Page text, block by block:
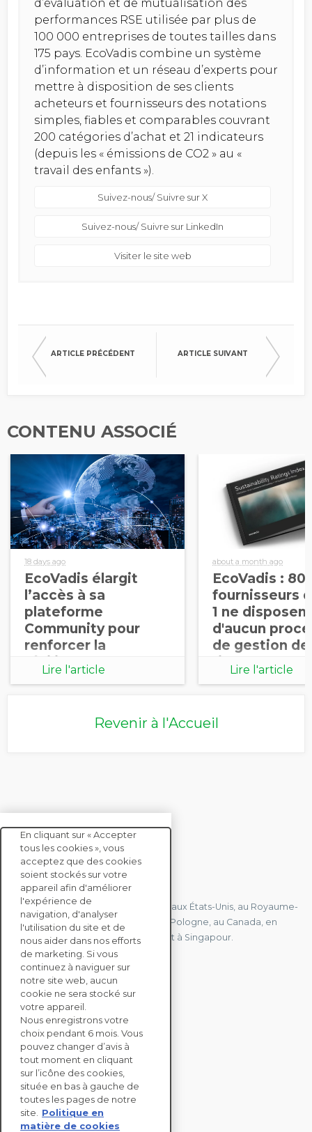
d’évaluation et de mutualisation des
performances RSE utilisée par plus de
100 000 entreprises de toutes tailles dans
175 pays. EcoVadis combine un système
d’information et un réseau d’experts pour
mettre à disposition de ses clients
acheteurs et fournisseurs des notations
simples, fiables et comparables couvrant
200 catégories d’achat et 21 indicateurs
(depuis les « émissions de CO2 » au «
travail des enfants »).
Suivez-nous/ Suivre sur X
Suivez-nous/ Suivre sur LinkedIn
Visiter le site web
ARTICLE PRÉCÉDENT ARTICLE SUIVANT
CONTENU ASSOCIÉ
18 days ago
EcoVadis élargit
l’accès à sa
plateforme
Community pour
renforcer la
résilience des
supply chains
Lire l'article
about a month ago
EcoVadis : 80
fournisseurs
1 ne disposent
d'aucun
de gestion
risques RSE
leurs propres
Lire l'article
Revenir à l'Accueil
CONTACTEZ-NOUS
Nous avons des bureaux en France, aux États-Unis, au Royaume-
Uni, à Hong Kong, à l'île Maurice, en Pologne, au Canada, en
Allemagne, au Japon, en Espagne et à Singapour.
CONTACTEZ-NOUS
SOLUTIONS
ENTERPRISE
ÉVALUATIONS RSE
RESSOURCES
À PROPOS
En cliquant sur « Accepter
tous les cookies », vous
acceptez que des cookies
soient stockés sur votre
appareil afin d'améliorer
l'expérience de
navigation, d'analyser
l'utilisation du site et de
nous aider dans nos efforts
de marketing. Si vous
continuez à naviguer sur
notre site web, aucun
cookie ne sera stocké sur
votre appareil.
Nous enregistrons votre
choix pendant 6 mois. Vous
pouvez changer d’avis à
tout moment en cliquant
sur l’icône des cookies,
située en bas à gauche de
toutes les pages de notre
site.
Politique en
matière de cookies